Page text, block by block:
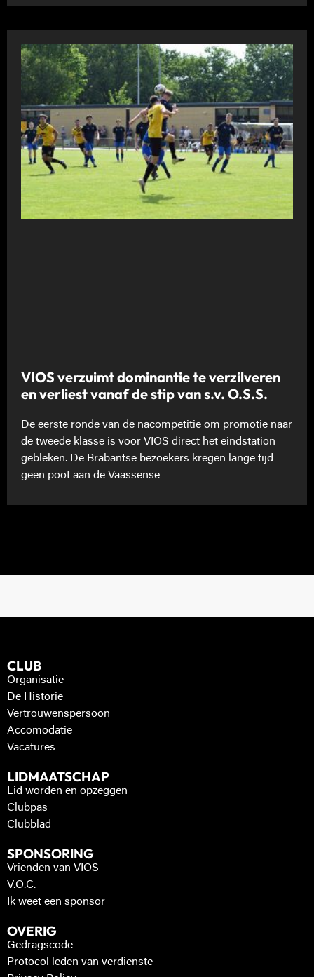
VIOS verzuimt dominantie te verzilveren
en verliest vanaf de stip van s.v. O.S.S.
De eerste ronde van de nacompetitie om promotie naar
de tweede klasse is voor VIOS direct het eindstation
gebleken. De Brabantse bezoekers kregen lange tijd
geen poot aan de Vaassense
CLUB
Organisatie
De Historie
Vertrouwenspersoon
Accomodatie
Vacatures
LIDMAATSCHAP
Lid worden en opzeggen
Clubpas
Clubblad
SPONSORING
Vrienden van VIOS
V.O.C.
Ik weet een sponsor
OVERIG
Gedragscode
Protocol leden van verdienste